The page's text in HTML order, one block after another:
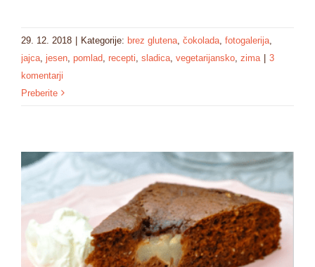
29. 12. 2018 Kategorije: brez glutena čokolada fotogalerija
jajca jesen pomlad recepti sladica vegetarijansko zima
3
komentarji
Preberite